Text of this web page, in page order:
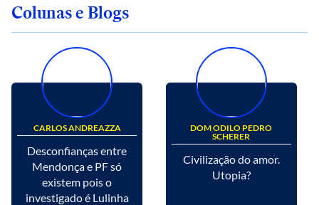
Colunas e Blogs
CARLOS ANDREAZZA
Desconfianças entre
Mendonça e PF só
existem pois o
investigado é Lulinha
DOM ODILO PEDRO
SCHERER
Civilização do amor.
Utopia?